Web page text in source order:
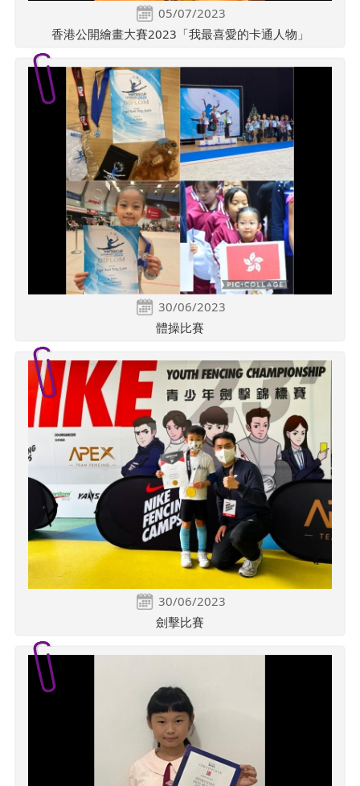
05/07/2023
香港公開繪畫大賽2023「我最喜愛的卡通人物」
30/06/2023
體操比賽
30/06/2023
劍擊比賽